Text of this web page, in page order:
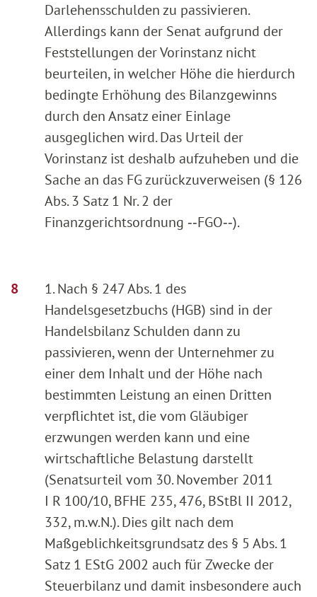
Darlehensschulden zu passivieren.
Allerdings kann der Senat aufgrund der
Feststellungen der Vorinstanz nicht
beurteilen, in welcher Höhe die hierdurch
bedingte Erhöhung des Bilanzgewinns
durch den Ansatz einer Einlage
ausgeglichen wird. Das Urteil der
Vorinstanz ist deshalb aufzuheben und die
Sache an das FG zurückzuverweisen (§ 126
Abs. 3 Satz 1 Nr. 2 der
Finanzgerichtsordnung ‑‑FGO‑‑).
1. Nach § 247 Abs. 1 des
Handelsgesetzbuchs (HGB) sind in der
Handelsbilanz Schulden dann zu
passivieren, wenn der Unternehmer zu
einer dem Inhalt und der Höhe nach
bestimmten Leistung an einen Dritten
verpflichtet ist, die vom Gläubiger
erzwungen werden kann und eine
wirtschaftliche Belastung darstellt
(Senatsurteil vom 30. November 2011
I R 100/10, BFHE 235, 476, BStBl II 2012,
332, m.w.N.). Dies gilt nach dem
Maßgeblichkeitsgrundsatz des § 5 Abs. 1
Satz 1 EStG 2002 auch für Zwecke der
Steuerbilanz und damit insbesondere auch